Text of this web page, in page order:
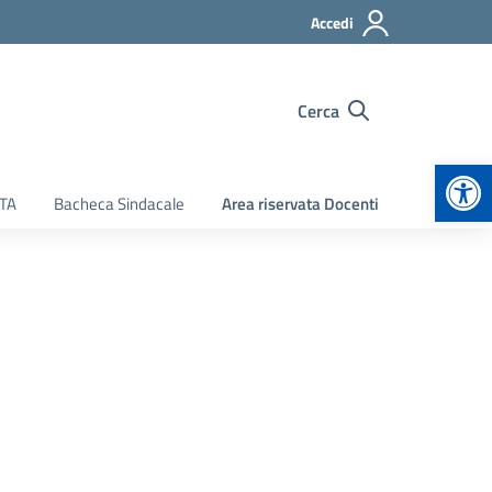
Accedi
Cerca
Bacheca Sindacale Area riservata Docenti